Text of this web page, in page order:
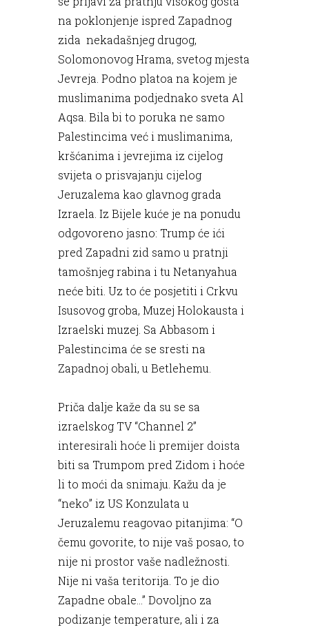
na poklonjenje ispred Zapadnog
zida nekadašnjeg drugog,
Solomonovog Hrama, svetog mjesta
Jevreja. Podno platoa na kojem je
muslimanima podjednako sveta Al
Aqsa. Bila bi to poruka ne samo
Palestincima već i muslimanima,
kršćanima i jevrejima iz cijelog
svijeta o prisvajanju cijelog
Jeruzalema kao glavnog grada
Izraela. Iz Bijele kuće je na ponudu
odgovoreno jasno: Trump će ići
pred Zapadni zid samo u pratnji
tamošnjeg rabina i tu Netanyahua
neće biti. Uz to će posjetiti i Crkvu
Isusovog groba, Muzej Holokausta i
Izraelski muzej. Sa Abbasom i
Palestincima će se sresti na
Zapadnoj obali, u Betlehemu.
Priča dalje kaže da su se sa
izraelskog TV “Channel 2”
interesirali hoće li premijer doista
biti sa Trumpom pred Zidom i hoće
li to moći da snimaju. Kažu da je
“neko” iz US Konzulata u
Jeruzalemu reagovao pitanjima: “O
čemu govorite, to nije vaš posao, to
nije ni prostor vaše nadležnosti.
Nije ni vaša teritorija. To je dio
Zapadne obale...” Dovoljno za
podizanje temperature, ali i za